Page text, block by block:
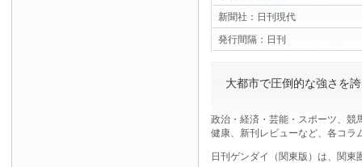
新聞社： 日刊現代
発行間隔： 日刊
大都市で圧倒的な強さを
政治・経済・芸能・スポーツ、競
健康、新刊レビューなど、各コラ
日刊ゲンダイ（関東版）は、関